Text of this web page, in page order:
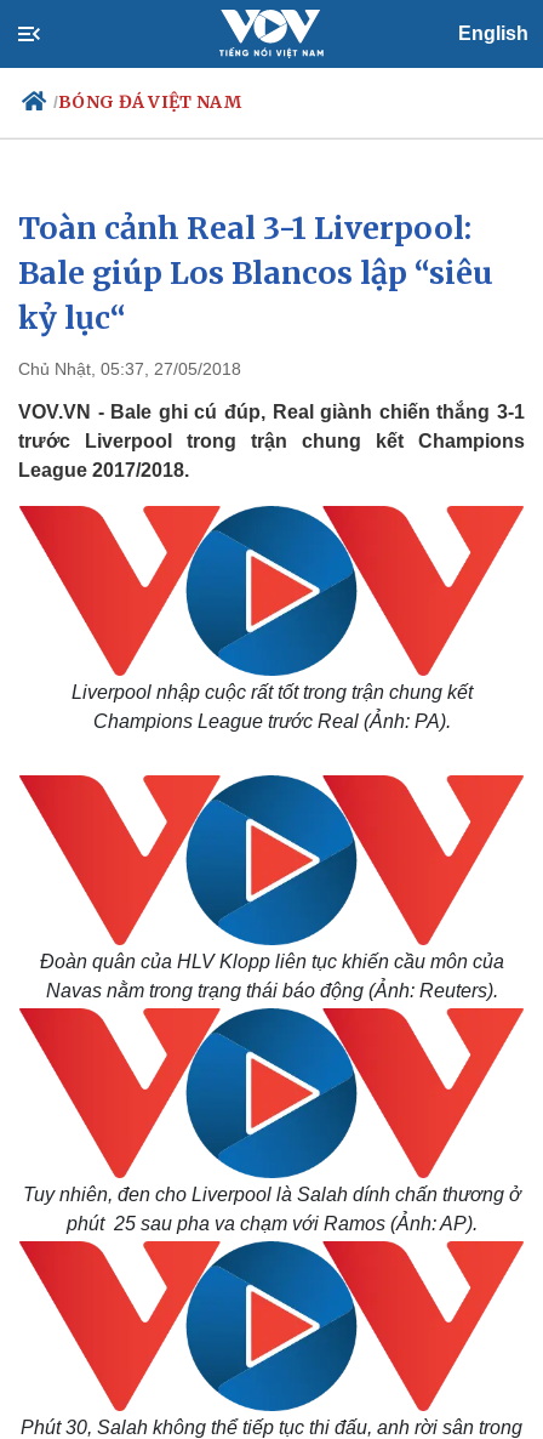
English
/BÓNG ĐÁ VIỆT NAM
Chính trị
Đảng
Tổ chức nhân sự
Quốc hội
Nhận diện sự thật
Xã hội
Dự báo thời tiết
Toàn cảnh Real 3-1 Liverpool:
Bale giúp Los Blancos lập “siêu
kỷ lục“
Chủ Nhật, 05:37, 27/05/2018
VOV.VN - Bale ghi cú đúp, Real giành chiến thắng 3-1
trước Liverpool trong trận chung kết Champions
League 2017/2018.
Liverpool nhập cuộc rất tốt trong trận chung kết
Champions League trước Real (Ảnh: PA).
Đoàn quân của HLV Klopp liên tục khiến cầu môn của
Navas nằm trong trạng thái báo động (Ảnh: Reuters).
Tuy nhiên, đen cho Liverpool là Salah dính chấn thương ở
phút 25 sau pha va chạm với Ramos (Ảnh: AP).
Phút 30, Salah không thể tiếp tục thi đấu, anh rời sân trong